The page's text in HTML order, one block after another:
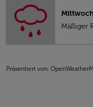
Mäßiger
Präsentiert von: